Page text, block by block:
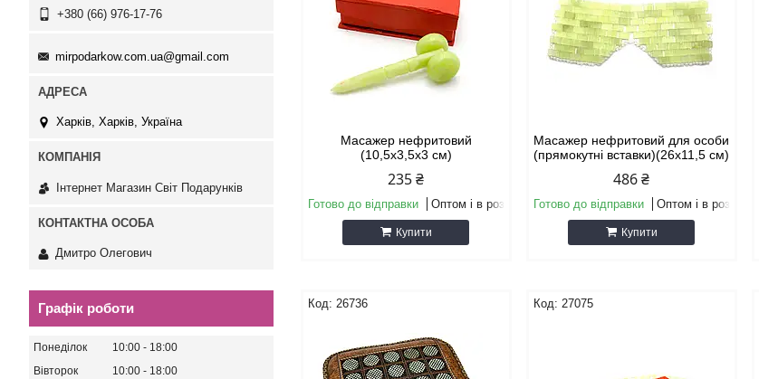
Масажер нефритовий
(10,5х3,5х3 см)
235 ₴
Готово до відправки Оптом і в роздріб
Купити
Масажер нефритовий для особи
(прямокутні вставки)(26х11,5 см)
486 ₴
Готово до відправки Оптом і в роздріб
Купити
26736 27075
+380 (66) 976-17-76
mirpodarkow.com.ua@gmail.com
Харків, Харків, Україна
Інтернет Магазин Світ Подарунків
Дмитро Олегович
Графік роботи
Понеділок 10:00
18:00
Вівторок
10:00
18:00